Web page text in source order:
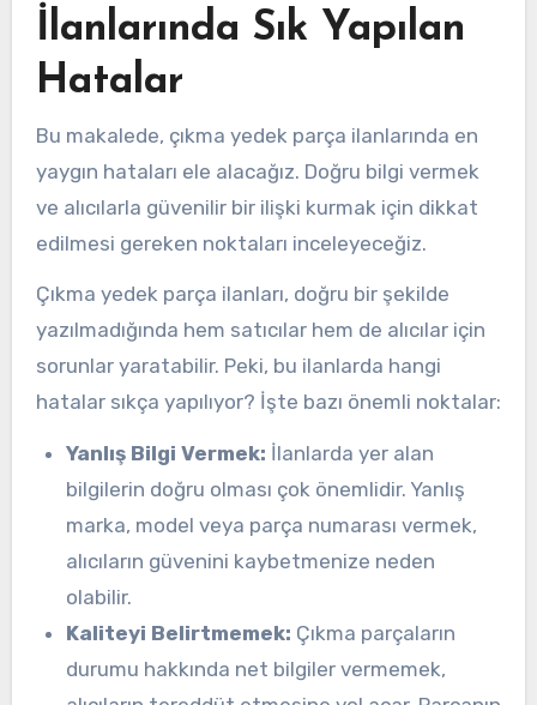
İlanlarında Sık Yapılan
Hatalar
Bu makalede, çıkma yedek parça ilanlarında en
yaygın hataları ele alacağız. Doğru bilgi vermek
ve alıcılarla güvenilir bir ilişki kurmak için dikkat
edilmesi gereken noktaları inceleyeceğiz.
Çıkma yedek parça ilanları, doğru bir şekilde
yazılmadığında hem satıcılar hem de alıcılar için
sorunlar yaratabilir. Peki, bu ilanlarda hangi
hatalar sıkça yapılıyor? İşte bazı önemli noktalar:
Yanlış Bilgi Vermek: İlanlarda yer alan
bilgilerin doğru olması çok önemlidir. Yanlış
marka, model veya parça numarası vermek,
alıcıların güvenini kaybetmenize neden
olabilir.
Kaliteyi Belirtmemek: Çıkma parçaların
durumu hakkında net bilgiler vermemek,